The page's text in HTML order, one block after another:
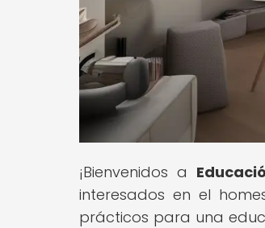
¡Bienvenidos a
interesados en el
prácticos para una